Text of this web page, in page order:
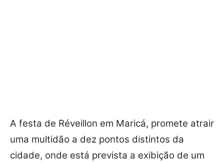
A festa de Réveillon em Maricá, promete atrair
uma multidão a dez pontos distintos da
cidade, onde está prevista a exibição de um